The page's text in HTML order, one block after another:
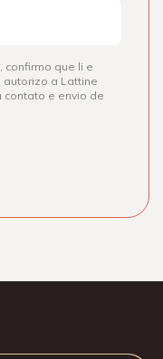
confirmo que li e
a Lattine
contato e envio de